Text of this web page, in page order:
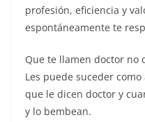
profesión, eficiencia y
espontáneamente te
Que te llamen doctor no
Les puede suceder
que le dicen doctor y
y lo bembean.